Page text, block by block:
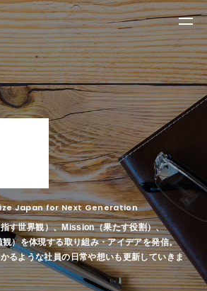
Japan for Next Generation
す世界観）、Mission（果たす役割）、
）を体現する取り組み・アイデアを発信。
るような社員の日常や想いも更新していきま